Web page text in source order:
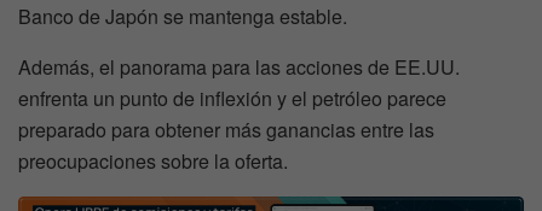
Banco de Japón se mantenga estable.
Además, el panorama para las acciones de EE.UU.
enfrenta un punto de inflexión y el petróleo parece
preparado para obtener más ganancias entre las
preocupaciones sobre la oferta.